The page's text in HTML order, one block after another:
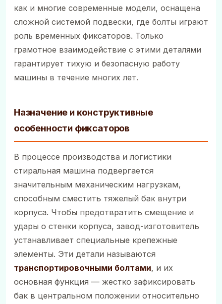
как и многие современные модели, оснащена
сложной системой подвески, где болты играют
роль временных фиксаторов. Только
грамотное взаимодействие с этими деталями
гарантирует тихую и безопасную работу
машины в течение многих лет.
Назначение и конструктивные
особенности фиксаторов
В процессе производства и логистики
стиральная машина подвергается
значительным механическим нагрузкам,
способным сместить тяжелый бак внутри
корпуса. Чтобы предотвратить смещение и
удары о стенки корпуса, завод-изготовитель
устанавливает специальные крепежные
элементы. Эти детали называются
транспортировочными болтами, и их
основная функция — жестко зафиксировать
бак в центральном положении относительно